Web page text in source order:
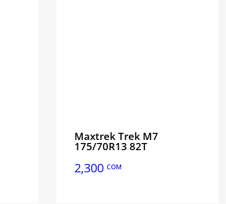
Maxtrek Trek M7
175/70R13 82T
2,300 сом